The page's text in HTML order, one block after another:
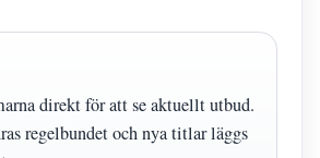
direkt för att se aktuellt utbud.
regelbundet och nya titlar läggs